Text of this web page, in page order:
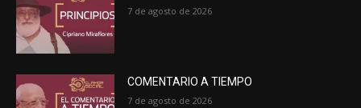
7 de agosto de 2026
COMENTARIO A TIEMPO
7 de agosto de 2026